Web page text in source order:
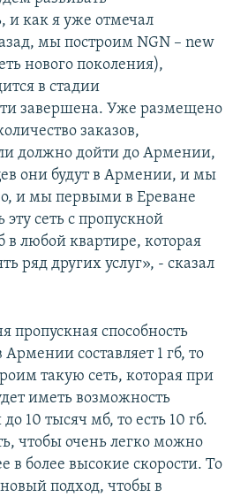
и как я уже отмечал
мы построим NGN – new
нового поколения),
в стадии
завершена. Уже размещено
заказов,
должно дойти до Армении,
они будут в Армении, и мы
и мы первыми в Ереване
сеть с пропускной
в любой квартире, которая
ряд других услуг», - сказал
пропускная способность
составляет 1 гб, то
такую сеть, которая при
иметь возможность
10 тысяч мб, то есть 10 гб.
чтобы очень легко можно
в более высокие скорости. То
подход, чтобы в